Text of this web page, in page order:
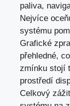
paliva,
Nejvíce
systému
Grafické
přehledné,
zmínku stojí
prostředí
Celkový